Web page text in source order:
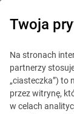
Twoja
Na stronach
partnerzy
„ciasteczka”) to
przez witrynę,
w celach